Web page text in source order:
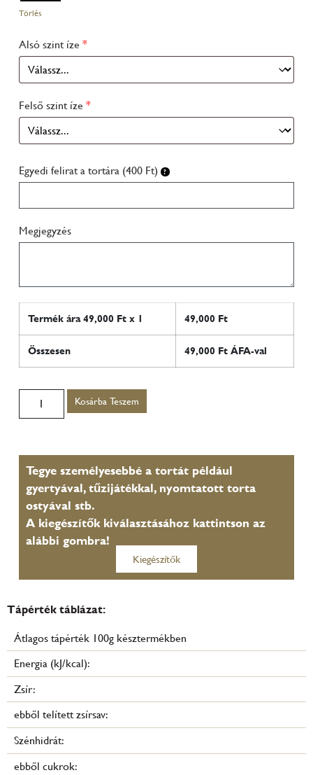
Törlés
Egyedi felirat a tortára (400 Ft)
Megjegyzés
Alsó szint íze *
Felső szint íze *
Termék ára49,000 Ft x 1 49,000 Ft
Összesen 49,000 Ft ÁFA-val
Kosárba Teszem
Tegye személyesebbé a tortát például
gyertyával, tűzijátékkal, nyomtatott torta
ostyával stb.
A kiegészítők kiválasztásához kattintson az
alábbi gombra!
Kiegészítők
Tápérték táblázat:
Átlagos tápérték 100g késztermékben
Energia (kJ/kcal):
Zsír:
ebből telített zsírsav:
Szénhidrát:
ebből cukrok: